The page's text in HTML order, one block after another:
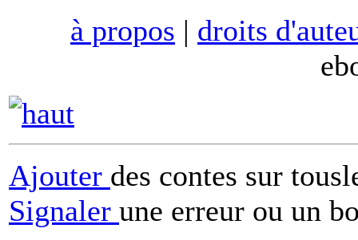
à propos | droits
Ajouter des contes sur
Signaler une erreur ou un